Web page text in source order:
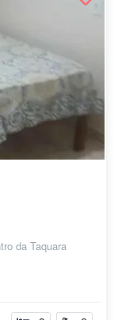
da Taquara